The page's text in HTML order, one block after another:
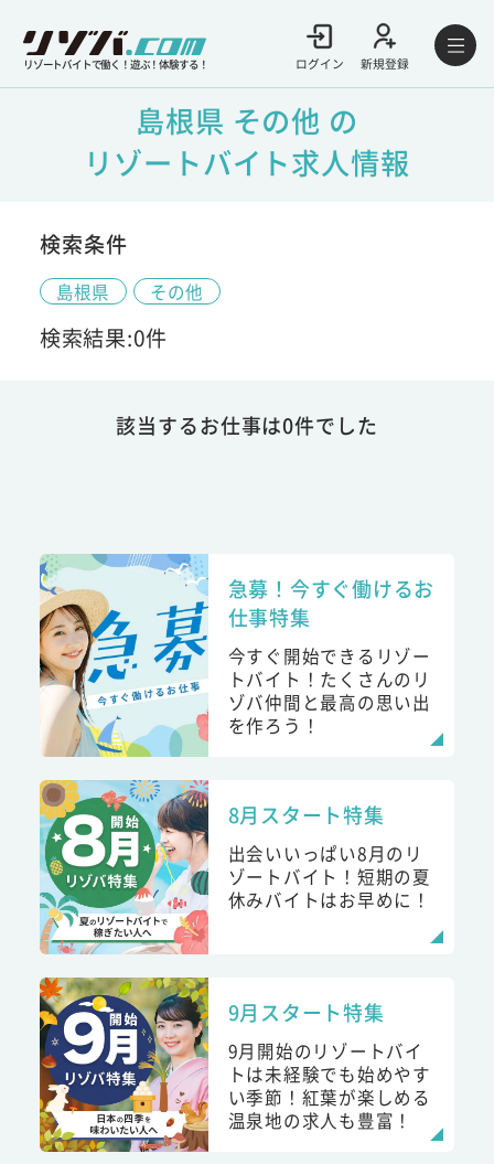
リゾートバイトで働く！遊ぶ！体験する！ ログイン 新規登録
島根県 その他 の
リゾートバイト求人情報
検索条件
島根県 その他
検索結果:0件
該当するお仕事は0件でした
急募！今すぐ働けるお
仕事特集
今すぐ開始できるリゾー
トバイト！たくさんのリ
ゾバ仲間と最高の思い出
を作ろう！
8月スタート特集
出会いいっぱい8月のリ
ゾートバイト！短期の夏
休みバイトはお早めに！
9月スタート特集
9月開始のリゾートバイ
トは未経験でも始めやす
い季節！紅葉が楽しめる
温泉地の求人も豊富！